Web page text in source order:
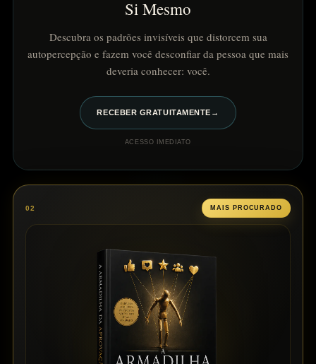
Si Mesmo
Descubra os padrões invisíveis que distorcem sua
autopercepção e fazem você desconfiar da pessoa que mais
deveria conhecer: você.
RECEBER GRATUITAMENTE →
ACESSO IMEDIATO
02 MAIS PROCURADO